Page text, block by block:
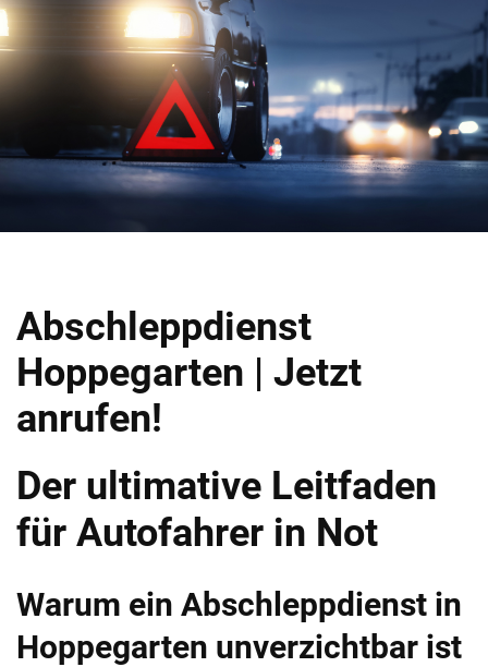
Abschleppdienst
Hoppegarten | Jetzt
anrufen!
Der ultimative Leitfaden
für Autofahrer in Not
Warum ein Abschleppdienst in
Hoppegarten unverzichtbar ist